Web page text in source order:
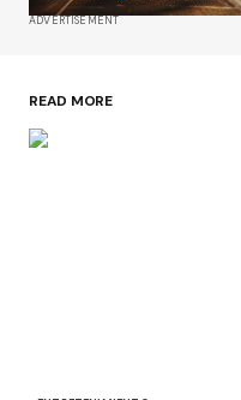
ADVERTISEMENT
READ MORE